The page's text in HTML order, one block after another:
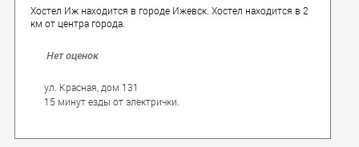
Хостел Иж находится в городе Ижевск. Хостел находится в 2
км от центра города.
Нет оценок
ул. Красная, дом 131
15 минут езды от электрички.